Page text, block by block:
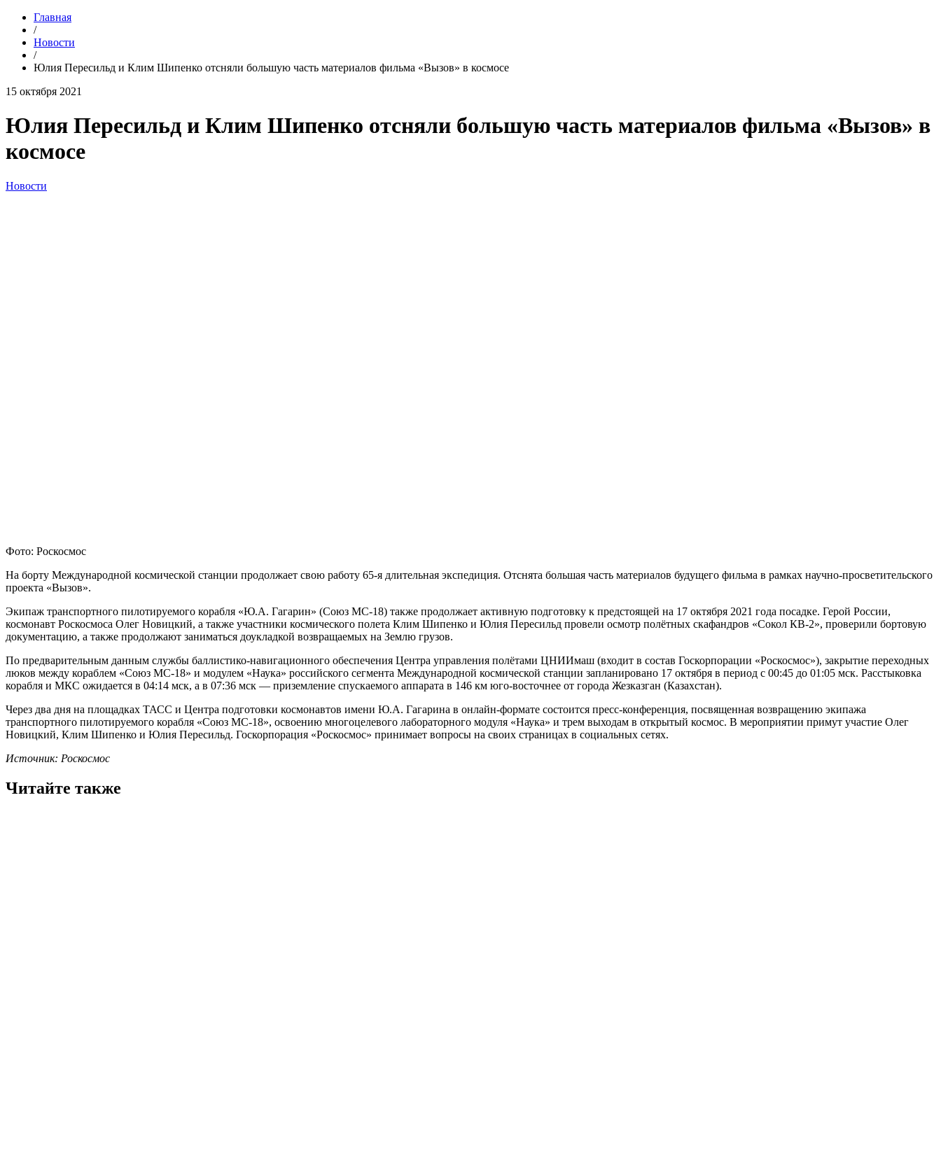
Главная
/
Новости
/
Юлия Пересильд и Клим Шипенко отсняли большую часть материалов фильма «Вызов» в космосе
15 октября 2021
Юлия Пересильд и Клим Шипенко отсняли большую часть материалов фильма «Вызов» в
космосе
Новости
Фото: Роскосмос
На борту Международной космической станции продолжает свою работу 65-я длительная экспедиция. Отснята большая часть материалов будущего фильма в рамках научно-просветительского
проекта «Вызов».
Экипаж транспортного пилотируемого корабля «Ю.А. Гагарин» (Союз МС-18) также продолжает активную подготовку к предстоящей на 17 октября 2021 года посадке. Герой России,
космонавт Роскосмоса Олег Новицкий, а также участники космического полета Клим Шипенко и Юлия Пересильд провели осмотр полётных скафандров «Сокол КВ-2», проверили бортовую
документацию, а также продолжают заниматься доукладкой возвращаемых на Землю грузов.
По предварительным данным службы баллистико-навигационного обеспечения Центра управления полётами ЦНИИмаш (входит в состав Госкорпорации «Роскосмос»), закрытие переходных
люков между кораблем «Союз МС-18» и модулем «Наука» российского сегмента Международной космической станции запланировано 17 октября в период с 00:45 до 01:05 мск. Расстыковка
корабля и МКС ожидается в 04:14 мск, а в 07:36 мск — приземление спускаемого аппарата в 146 км юго-восточнее от города Жезказган (Казахстан).
Через два дня на площадках ТАСС и Центра подготовки космонавтов имени Ю.А. Гагарина в онлайн-формате состоится пресс-конференция, посвященная возвращению экипажа
транспортного пилотируемого корабля «Союз МС-18», освоению многоцелевого лабораторного модуля «Наука» и трем выходам в открытый космос. В мероприятии примут участие Олег
Новицкий, Клим Шипенко и Юлия Пересильд. Госкорпорация «Роскосмос» принимает вопросы на своих страницах в социальных сетях.
Источник: Роскосмос
Читайте также